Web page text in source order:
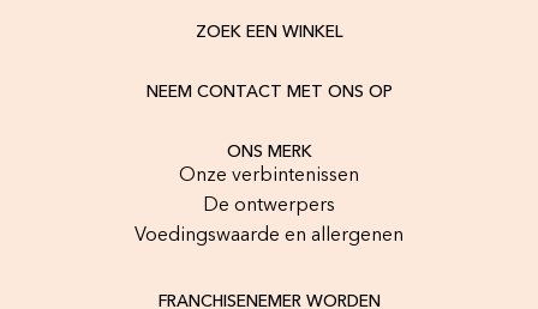
ZOEK EEN WINKEL
NEEM CONTACT MET ONS OP
ONS MERK
Onze verbintenissen
De ontwerpers
Voedingswaarde en allergenen
FRANCHISENEMER WORDEN